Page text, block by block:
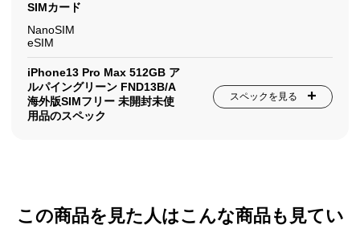
SIMカード
NanoSIM
eSIM
iPhone13 Pro Max 512GB ア
ルパイングリーン FND13B/A
海外版SIMフリー 未開封未使
用品のスペック
スペックを見る
この商品を見た人はこんな商品も見てい